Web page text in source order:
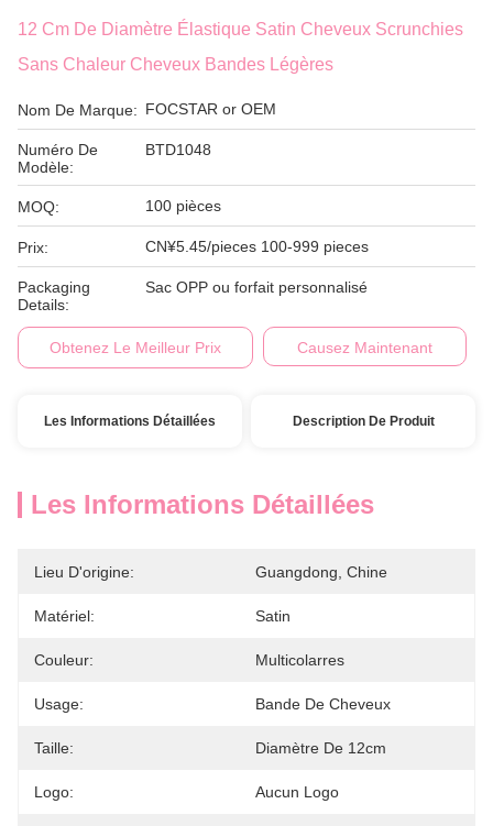
12 Cm De Diamètre Élastique Satin Cheveux Scrunchies
Sans Chaleur Cheveux Bandes Légères
Nom De Marque: FOCSTAR or OEM
Numéro De
Modèle:
BTD1048
MOQ: 100 pièces
Prix: CN¥5.45/pieces 100-999 pieces
Packaging
Details:
Sac OPP ou forfait personnalisé
Obtenez Le Meilleur Prix Causez Maintenant
Les Informations Détaillées Description De Produit
Les Informations Détaillées
Lieu D'origine: Guangdong, Chine
Matériel: Satin
Couleur: Multicolarres
Usage: Bande De Cheveux
Taille: Diamètre De 12cm
Logo: Aucun Logo